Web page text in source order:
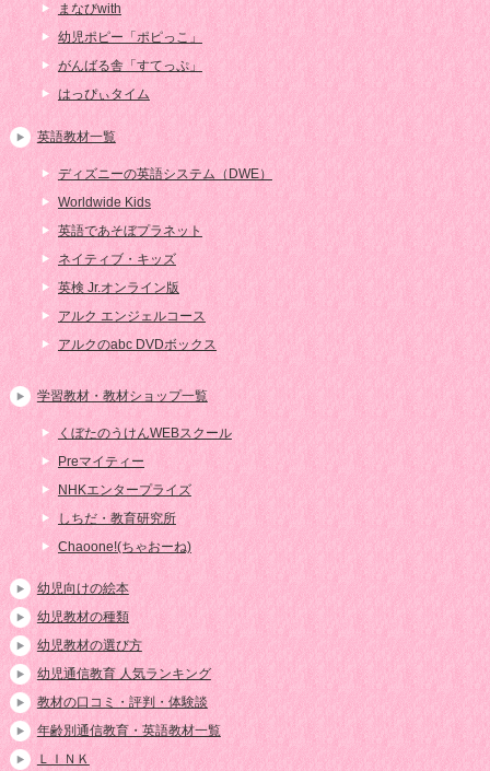
まなびwith
幼児ポピー「ポピっこ」
がんばる舎「すてっぷ」
はっぴぃタイム
英語教材一覧
ディズニーの英語システム（DWE）
Worldwide Kids
英語であそぼプラネット
ネイティブ・キッズ
英検 Jr.オンライン版
アルク エンジェルコース
アルクのabc DVDボックス
学習教材・教材ショップ一覧
くぼたのうけんWEBスクール
Preマイティー
NHKエンタープライズ
しちだ・教育研究所
Chaoone!(ちゃおーね)
幼児向けの絵本
幼児教材の種類
幼児教材の選び方
幼児通信教育 人気ランキング
教材の口コミ・評判・体験談
年齢別通信教育・英語教材一覧
ＬＩＮＫ